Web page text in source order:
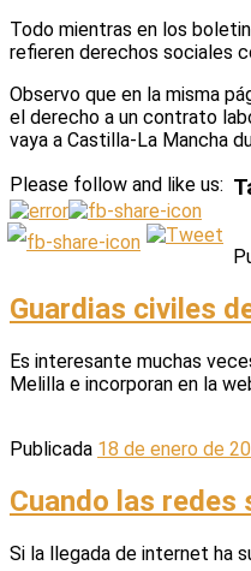
Todo mientras en los
refieren derechos sociales
Observo que en la misma
el derecho a un contrato
vaya a Castilla-La Mancha
Please follow and like us:
Guardias civiles
Es interesante muchas
Melilla e incorporan en la
Publicada 18 de enero de
Cuando las redes
Si la llegada de internet ha